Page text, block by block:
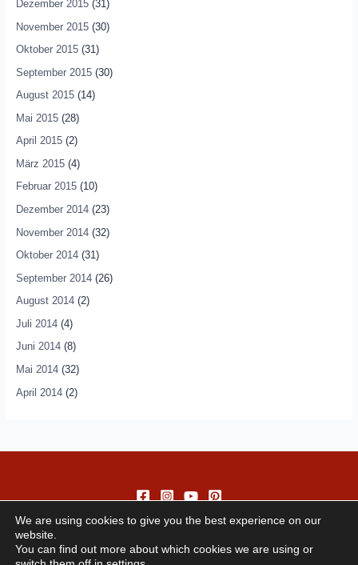
Dezember 2015(31)
November 2015(30)
Oktober 2015(31)
September 2015(30)
August 2015(14)
Mai 2015(28)
April 2015(2)
März 2015(4)
Februar 2015(10)
Dezember 2014(23)
November 2014(32)
Oktober 2014(31)
September 2014(26)
August 2014(2)
Juli 2014(4)
Juni 2014(8)
Mai 2014(32)
April 2014(2)
We are using cookies to give you the best experience on our
website.
You can find out more about which cookies we are using or